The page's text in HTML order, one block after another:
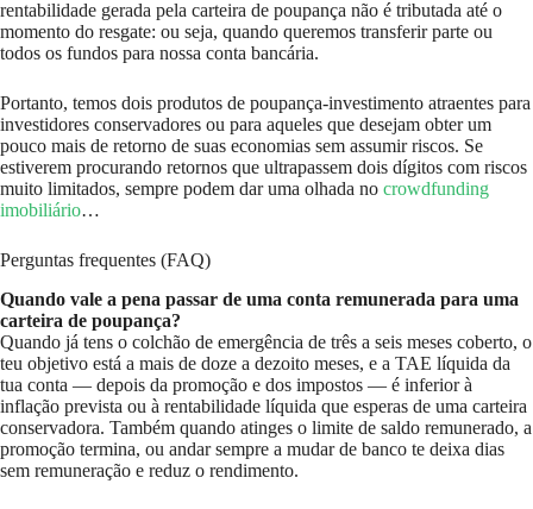
rentabilidade gerada pela carteira de poupança não é tributada até o
momento do resgate: ou seja, quando queremos transferir parte ou
todos os fundos para nossa conta bancária.
Portanto, temos dois produtos de poupança-investimento atraentes para
investidores conservadores ou para aqueles que desejam obter um
pouco mais de retorno de suas economias sem assumir riscos. Se
estiverem procurando retornos que ultrapassem dois dígitos com riscos
muito limitados, sempre podem dar uma olhada no crowdfunding
imobiliário…
Perguntas frequentes (FAQ)
Quando vale a pena passar de uma conta remunerada para uma
carteira de poupança?
Quando já tens o colchão de emergência de três a seis meses coberto, o
teu objetivo está a mais de doze a dezoito meses, e a TAE líquida da
tua conta — depois da promoção e dos impostos — é inferior à
inflação prevista ou à rentabilidade líquida que esperas de uma carteira
conservadora. Também quando atinges o limite de saldo remunerado, a
promoção termina, ou andar sempre a mudar de banco te deixa dias
sem remuneração e reduz o rendimento.